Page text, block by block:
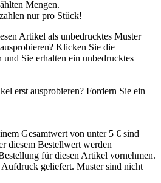
Mengen.
nurpro Stück!
Artikel als unbedrucktes Muster
Klicken Sie die
und Sie erhalten ein unbedrucktes
erst ausprobieren? Fordern Sie ein
Gesamtwert von unter 5 € sind
diesem Bestellwert werden
für diesen Artikel vornehmen.
geliefert. Muster sind nicht